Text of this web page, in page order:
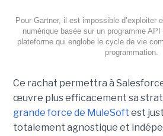
Pour Gartner, il est impossible d’exploiter
numérique basée sur un programme
plateforme qui englobe le cycle de vie
programmation.
Ce rachat permettra à
œuvre plus efficacement sa
grande force de MuleSoft est
totalement agnostique et